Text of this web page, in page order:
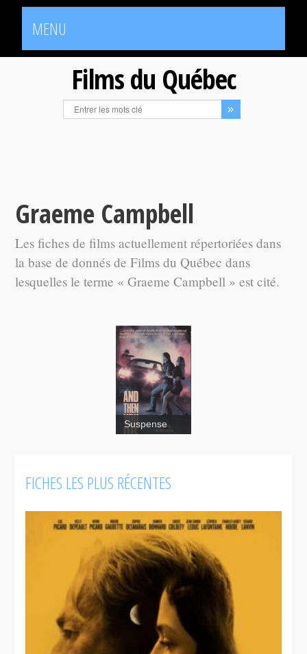
MENU
Films du Québec
Graeme Campbell
Les fiches de films actuellement répertoriées dans
la base de donnés de Films du Québec dans
lesquelles le terme « Graeme Campbell » est cité.
Then You
Die
Suspense
FICHES LES PLUS RÉCENTES